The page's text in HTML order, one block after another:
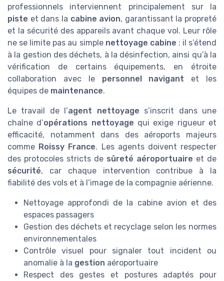
professionnels interviennent principalement sur la
piste et dans la cabine avion, garantissant la propreté
et la sécurité des appareils avant chaque vol. Leur rôle
ne se limite pas au simple nettoyage cabine : il s’étend
à la gestion des déchets, à la désinfection, ainsi qu’à la
vérification de certains équipements, en étroite
collaboration avec le personnel navigant et les
équipes de maintenance.
Le travail de l’agent nettoyage s’inscrit dans une
chaîne d’opérations nettoyage qui exige rigueur et
efficacité, notamment dans des aéroports majeurs
comme Roissy France. Les agents doivent respecter
des protocoles stricts de sûreté aéroportuaire et de
sécurité, car chaque intervention contribue à la
fiabilité des vols et à l’image de la compagnie aérienne.
Nettoyage approfondi de la cabine avion et des
espaces passagers
Gestion des déchets et recyclage selon les normes
environnementales
Contrôle visuel pour signaler tout incident ou
anomalie à la gestion aéroportuaire
Respect des gestes et postures adaptés pour